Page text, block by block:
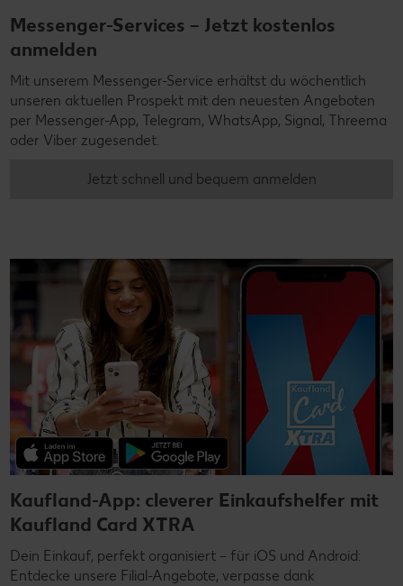
Messenger-Services – Jetzt kostenlos
anmelden
Mit unserem Messenger-Service erhältst du wöchentlich
unseren aktuellen Prospekt mit den neuesten Angeboten
per Messenger-App, Telegram, WhatsApp, Signal, Threema
oder Viber zugesendet.
Jetzt schnell und bequem anmelden
Kaufland-App: cleverer Einkaufshelfer mit
Kaufland Card XTRA
Dein Einkauf, perfekt organisiert – für iOS und Android:
Entdecke unsere Filial-Angebote, verpasse dank